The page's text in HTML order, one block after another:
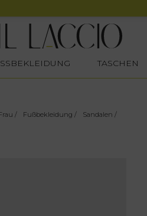
TASCHEN
/ Fußbekleidung / Sandalen /